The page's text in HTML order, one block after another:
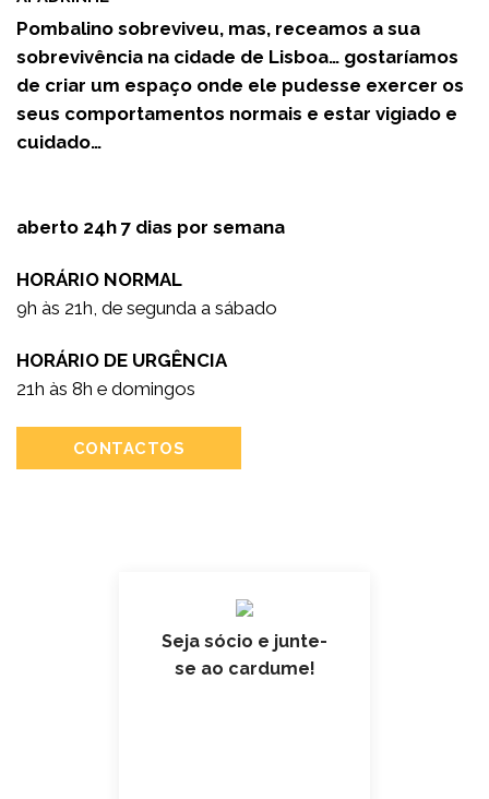
Pombalino sobreviveu, mas, receamos a sua
sobrevivência na cidade de Lisboa… gostaríamos
de criar um espaço onde ele pudesse exercer os
seus comportamentos normais e estar vigiado e
cuidado…
aberto 24h 7 dias por semana
HORÁRIO NORMAL
9h às 21h, de segunda a sábado
HORÁRIO DE URGÊNCIA
21h às 8h e domingos
CONTACTOS
Seja sócio e junte-
se ao cardume!